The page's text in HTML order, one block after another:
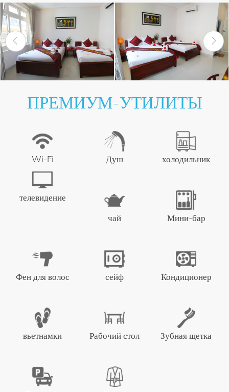
ПРЕМИУМ-УТИЛИТЫ
Wi-Fi Душ холодильник
телевидение
чай
Мини-бар
Фен для волос сейф Кондиционер
вьетнамки Рабочий стол Зубная щетка